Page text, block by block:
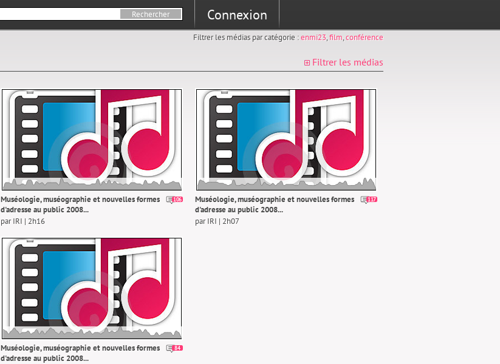
Connexion
Filtrer les médias par catégorie :enmi23,film,conférence
Filtrer les médias
106
Muséologie, muséographie et nouvelles formes
d'adresse au public 2008...
par IRI | 2h16
117
Muséologie, muséographie et nouvelles formes
d'adresse au public 2008...
par IRI | 2h07
84
Muséologie, muséographie et nouvelles formes
d'adresse au public 2008...